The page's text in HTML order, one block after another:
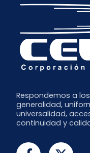
Respondemos a
generalidad,
universalidad,
continuidad y